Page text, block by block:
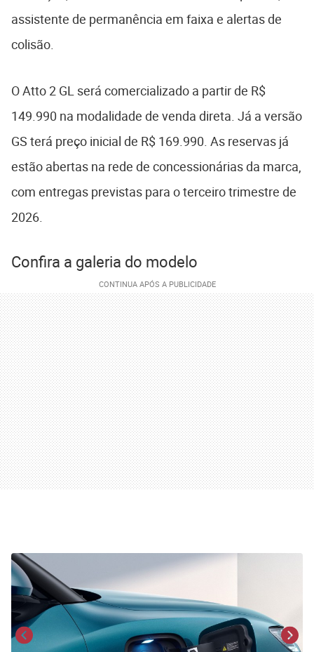
assistente de permanência em faixa e alertas de
colisão.
O Atto 2 GL será comercializado a partir de R$
149.990 na modalidade de venda direta. Já a versão
GS terá preço inicial de R$ 169.990. As reservas já
estão abertas na rede de concessionárias da marca,
com entregas previstas para o terceiro trimestre de
2026.
Confira a galeria do modelo